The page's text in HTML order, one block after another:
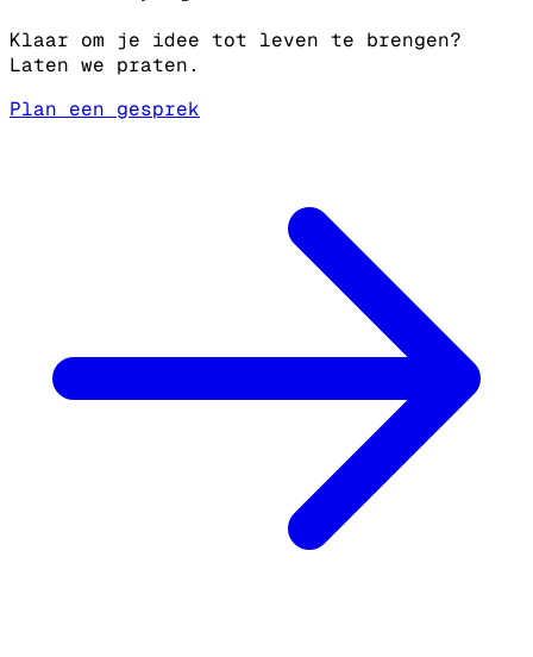
Klaar om je idee tot leven te brengen?
Laten we praten.
Plan een gesprek